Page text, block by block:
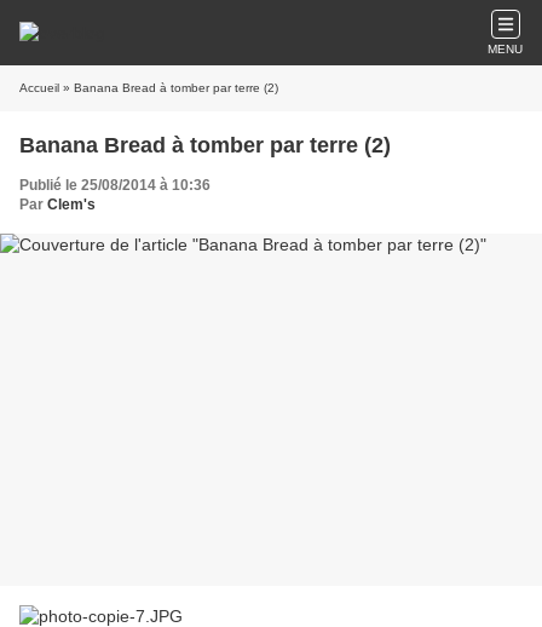
MENU
Accueil » Banana Bread à tomber par terre (2)
Banana Bread à tomber par terre (2)
Publié le 25/08/2014 à 10:36
Par Clem's